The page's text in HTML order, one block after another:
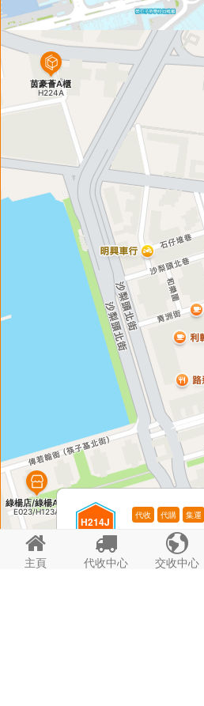

主頁

代收中心

交收中心
H214J
運順商場J
代收 代購 集運
時間: 09:00~23:50